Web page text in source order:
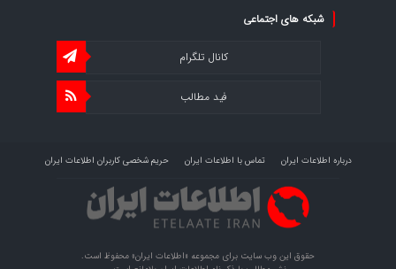
شبکه های اجتماعی
کانال تلگرام
فید مطالب
درباره اطلاعات ایران تماس با اطلاعات ایران حریم شخصی کاربران اطلاعات ایران
شرایط بازنشر محتوا در اطلاعات ایران تبلیغات در اطلاعات ایران تحلیل اطلاعات سرمایه
حقوق این وب سایت برای مجموعه «اطلاعات‌ ایران» محفوظ است.